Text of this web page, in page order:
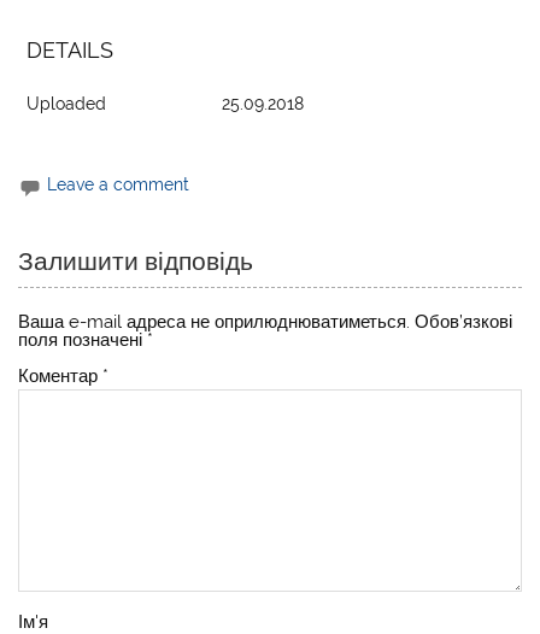
DETAILS
Uploaded 25.09.2018
Leave a comment
Залишити відповідь
Ваша e-mail адреса не оприлюднюватиметься. Обов’язкові
поля позначені *
Коментар *
Ім'я